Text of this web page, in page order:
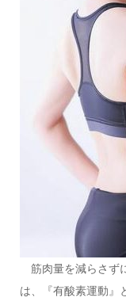
筋肉量を減らさず
は、『有酸素運動』